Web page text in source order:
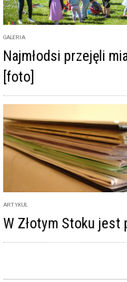
GALERIA
Najmłodsi przejęli
[foto]
ARTYKUŁ
W Złotym Stoku jest